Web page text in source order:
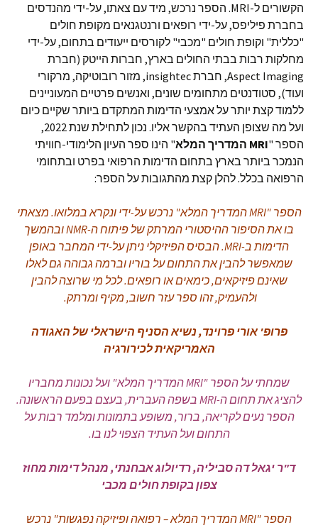
הקשורים ל-MRI. הספר נרכש, מיד עם צאתו, על-ידי מהנדסים
בחברת פיליפס, על-ידי רופאים ורנטגנאים מקופת חולים
"כללית" וקופת חולים "מכבי" לקורסים ייעודים בתחום, על-ידי
מחלקות רבות בבתי החולים בארץ, חברות הייטק (חברת
Aspect Imaging, חברת insightec, מזור רובוטיקה, מרקורי
ועוד), סטודנטים מתחומים שונים, ואנשים פרטיים המעוניינים
ללמוד קצת יותר על אמצעי הדימות המתקדם ביותר שקיים כיום
ועל מה שצופן העתיד בהקשר אליו. נכון לתחילת שנת 2022,
הספר "MRI המדריך המלא
" הינו ספר העיון הלימודי-חוויתי
הנמכר ביותר בארץ בתחום הדימות הרפואי בפרט ובתחומי
הרפואה בכלל. להלן קצת מהתגובות על הספר:
הספר "MRI המדריך המלא" נרכש על-ידי ונקרא במלואו. מצאתי
בו את הסיפור ההיסטורי המרתק של פיתוח ה-NMR ובהמשך
הדימות ב-MRI. הבסיס הפיזיקלי ניתן על-ידי המחבר באופן
שמאפשר להבין את התחום על בוריו וברמה גבוהה גם לאלו
שאינם פיזיקאים, כימאים או רופאים. לכל מי שרוצה להבין
ולהעמיק, זהו ספר עזר חשוב, מקיף ומרתק.
פרופ' אורי פרוינד, נשיא הסניף הישראלי של האגודה
האמריקאית לכירורגיה
שמחתי על הספר "MRI המדריך המלא" ועל נכונות מחבריו
להציג את תחום ה-MRI בשפה העברית, בעצם בפעם הראשונה.
הספר נעים לקריאה, ברור, משופע בתמונות ומלמד רבות על
התחום ועל העתיד הצפוי לנו בו.
ד"ר יגאל דה סביליה, רדיולוג אבחנתי, מנהל דימות מחוז
צפון בקופת חולים מכבי
הספר MRI"המדריך המלא – רפואה ופיזיקה נפגשות" נרכש